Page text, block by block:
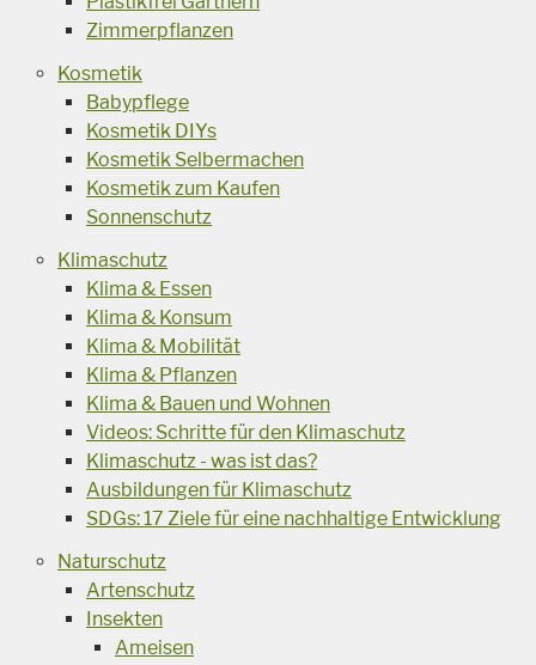
Zimmerpflanzen
Kosmetik
Babypflege
Kosmetik DIYs
Kosmetik Selbermachen
Kosmetik zum Kaufen
Sonnenschutz
Klimaschutz
Klima & Essen
Klima & Konsum
Klima & Mobilität
Klima & Pflanzen
Klima & Bauen und Wohnen
Videos: Schritte für den Klimaschutz
Klimaschutz - was ist das?
Ausbildungen für Klimaschutz
SDGs: 17 Ziele für eine nachhaltige Entwicklung
Naturschutz
Artenschutz
Insekten
Ameisen